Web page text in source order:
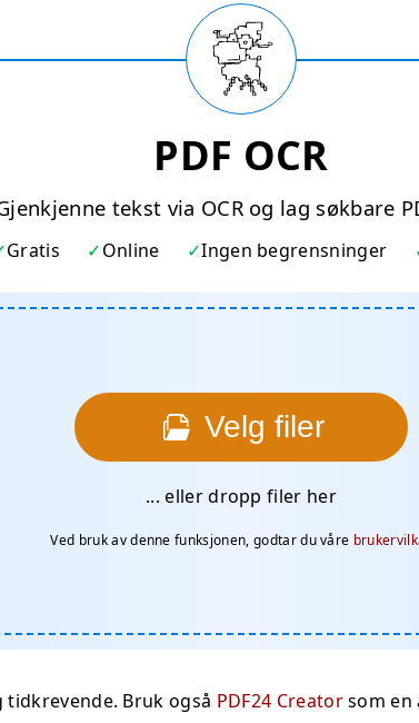
PDF OCR
tekst via OCR og lag søkbare
Gratis Online Ingen begrensninger
Velg filer
... eller dropp filer her
Ved bruk av denne funksjonen, godtar du våre
tidkrevende. Bruk også PDF24 Creatorsom en